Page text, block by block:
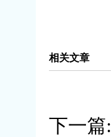
相关文章
下一篇: